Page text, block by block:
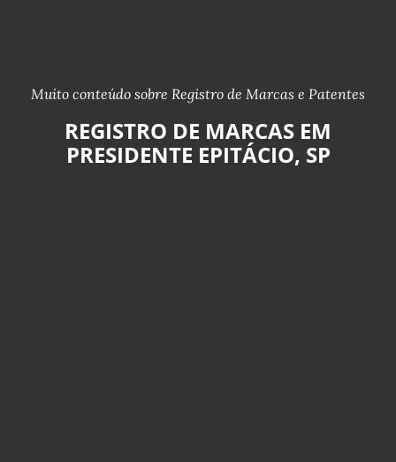
Muito conteúdo sobre Registro de Marcas e Patentes
REGISTRO DE MARCAS EM
PRESIDENTE EPITÁCIO, SP